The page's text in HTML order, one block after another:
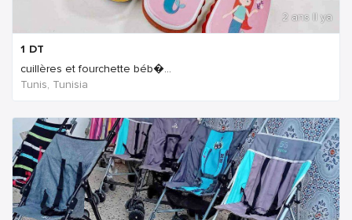
2 ans Il ya
1 DT
cuillères et fourchette béb�...
Tunis, Tunisia